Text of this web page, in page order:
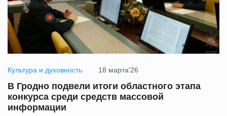
Культура и духовность 18 марта'26
В Гродно подвели итоги областного этапа
конкурса среди средств массовой
информации